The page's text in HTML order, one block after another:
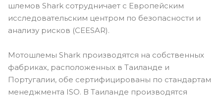
шлемов Shark сотрудничает с Европейским
исследовательским центром по безопасности и
анализу рисков (CEESAR).
Мотошлемы Shark производятся на собственных
фабриках, расположенных в Таиланде и
Португалии, обе сертифицированы по стандартам
менеджмента ISO. В Таиланде производятся